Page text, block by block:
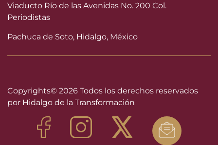
Viaducto Río de las Avenidas No. 200 Col.
Periodistas
Pachuca de Soto, Hidalgo, México
Copyrights© 2026 Todos los derechos reservados
por Hidalgo de la Transformación